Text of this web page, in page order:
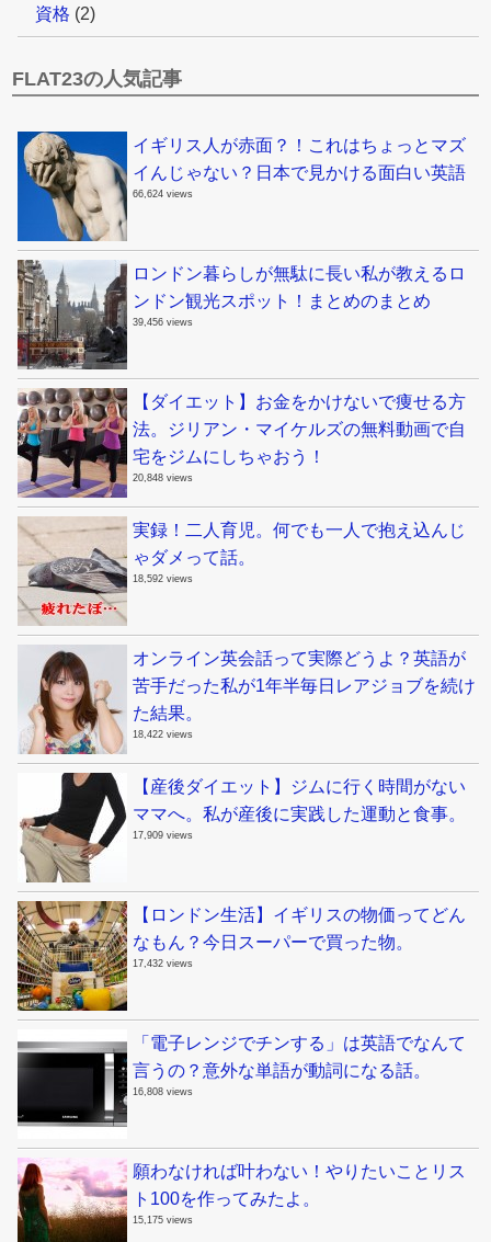
資格 (2)
FLAT23の人気記事
イギリス人が赤面？！これはちょっとマズ
イんじゃない？日本で見かける面白い英語
66,624 views
ロンドン暮らしが無駄に長い私が教えるロ
ンドン観光スポット！まとめのまとめ
39,456 views
【ダイエット】お金をかけないで痩せる方
法。ジリアン・マイケルズの無料動画で自
宅をジムにしちゃおう！
20,848 views
実録！二人育児。何でも一人で抱え込んじ
ゃダメって話。
18,592 views
オンライン英会話って実際どうよ？英語が
苦手だった私が1年半毎日レアジョブを続け
た結果。
18,422 views
【産後ダイエット】ジムに行く時間がない
ママへ。私が産後に実践した運動と食事。
17,909 views
【ロンドン生活】イギリスの物価ってどん
なもん？今日スーパーで買った物。
17,432 views
「電子レンジでチンする」は英語でなんて
言うの？意外な単語が動詞になる話。
16,808 views
願わなければ叶わない！やりたいことリス
ト100を作ってみたよ。
15,175 views